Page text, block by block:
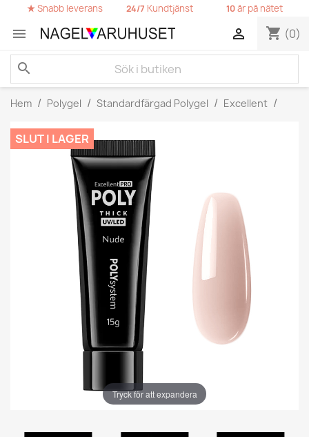
★Snabb leverans 24/7 Kundtjänst 10år på nätet
 shopping_cart (0)

search
Hem Polygel Standardfärgad Polygel Excellent
SLUT I LAGER
Tryck för att expandera